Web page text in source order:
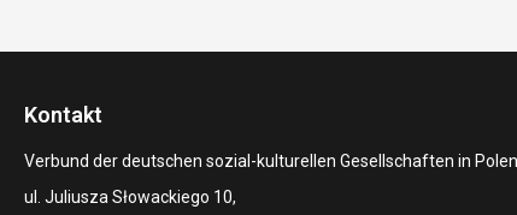
Kontakt
Verbund der deutschen sozial-kulturellen Gesellschaften in Polen
ul. Juliusza Słowackiego 10,